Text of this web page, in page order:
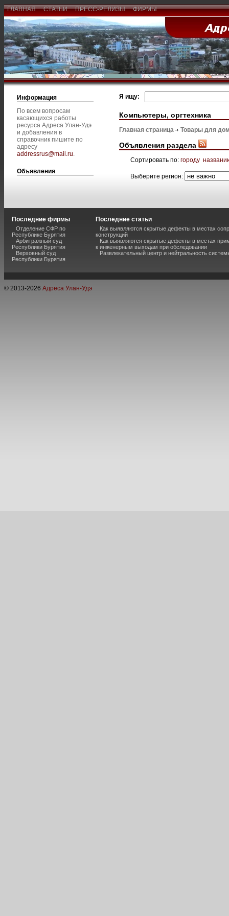
ГЛАВНАЯ СТАТЬИ ПРЕСС-РЕЛИЗЫ ФИРМЫ
Информация
По всем вопросам
касающихся работы
ресурса Адреса Улан-Удэ
и добавления в
справочник пишите по
адресу
addressrus@mail.ru.
Объявления
Я ищу:
Компьютеры, оргтехника
Главная страница Товары для
Объявления раздела
Сортировать по: городу
Выберите регион:
Последние фирмы
Отделение СФР по
Республике Бурятия
Арбитражный суд
Республики Бурятия
Верховный суд
Республики Бурятия
Последние статьи
Как выявляются скрытые дефекты в местах
конструкций
Как выявляются скрытые дефекты в местах
к инженерным выходам при обследовании
Развлекательный центр и нейтральность
© 2013-2026 Адреса Улан-Удэ